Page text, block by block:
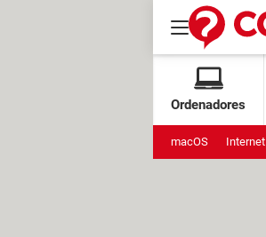
Ordenadores
macOS Internet